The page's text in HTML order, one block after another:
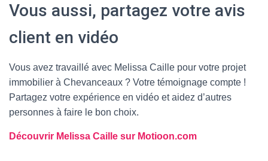
Vous aussi, partagez votre avis
client en vidéo
Vous avez travaillé avec Melissa Caille pour votre projet
immobilier à Chevanceaux ? Votre témoignage compte !
Partagez votre expérience en vidéo et aidez d’autres
personnes à faire le bon choix.
Découvrir Melissa Caille sur Motioon.com